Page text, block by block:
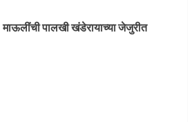
माऊलींची पालखी खंडेरायाच्या जेजुरीत